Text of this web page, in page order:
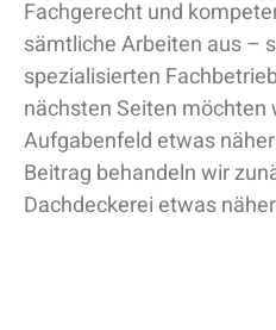
Fachgerecht und
sämtliche Arbeiten aus –
spezialisierten
nächsten Seiten möchten
Aufgabenfeld etwas
Beitrag behandeln wir
Dachdeckerei etwas